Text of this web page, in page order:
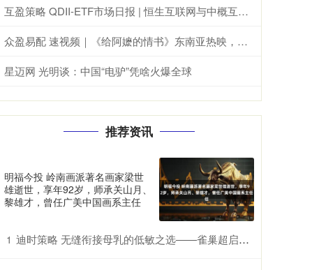
互盈策略 QDII-ETF市场日报 | 恒生互联网与中概互联网领涨，德国与日经ETF重挫
众盈易配 速视频｜《给阿嬷的情书》东南亚热映，海外华人追寻乡土情怀
星迈网 光明谈：中国“电驴”凭啥火爆全球
推荐资讯
明福今投 岭南画派著名画家梁世
雄逝世，享年92岁，师承关山月、
黎雄才，曾任广美中国画系主任
1 迪时策略 无缝衔接母乳的低敏之选——雀巢超启能恩的特别优势